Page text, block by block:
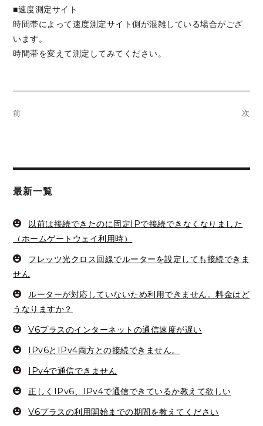
■速度測定サイト
時間帯によって速度測定サイト側が混雑している場合がござ
います。
時間帯を変えて測定してみてください。
ビ
ゲ
シ
ョ
ン
前 次
最新一覧
以前は接続できたのに固定IPで接続できなくなりました
（ホームゲートウェイ利用時）
フレッツ光クロス回線でルーターを設定しても接続できま
せん
ルーターが対応していないため利用できません。料金はど
うなりますか？
V6プラスのインターネットの通信速度が遅い
IPv6とIPv4両方との接続できません。
IPv4で通信できません
正しくIPv6、IPv4で通信できているか教えて欲しい
V6プラスの利用開始までの期間を教えてください